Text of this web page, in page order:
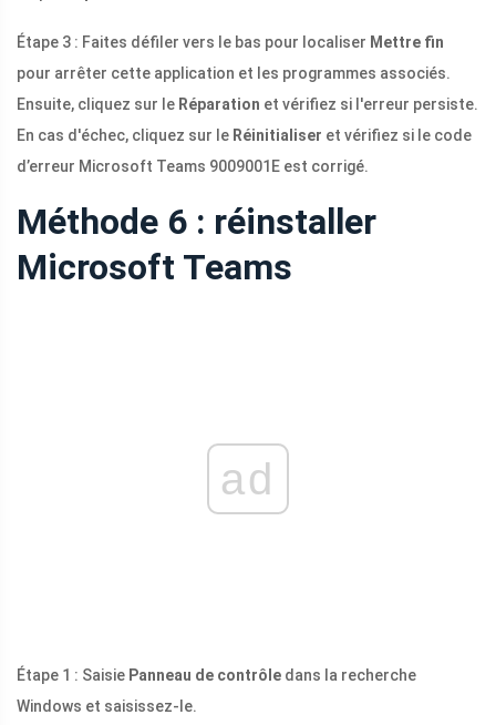
Étape 3 : Faites défiler vers le bas pour localiser Mettre fin
pour arrêter cette application et les programmes associés.
Ensuite, cliquez sur le Réparation et vérifiez si l'erreur persiste.
En cas d'échec, cliquez sur le Réinitialiser et vérifiez si le code
d’erreur Microsoft Teams 9009001E est corrigé.
Méthode 6 : réinstaller
Microsoft Teams
ad
Étape 1 : Saisie Panneau de contrôle dans la recherche
Windows et saisissez-le.